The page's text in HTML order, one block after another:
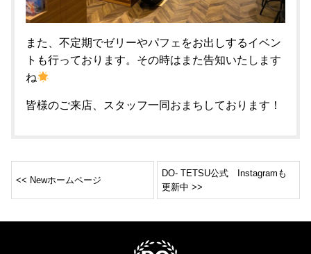
また、不定期でゼリーやパフェをお出しするイベン
トも行っております。その時はまた告知いたします
ね
皆様のご来店、スタッフ一同おまちしております！
<< Newホームページ
DO- TETSU公式 Instagramも
更新中 >>